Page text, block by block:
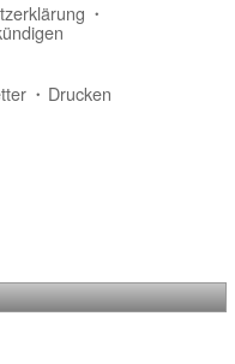
Drucken